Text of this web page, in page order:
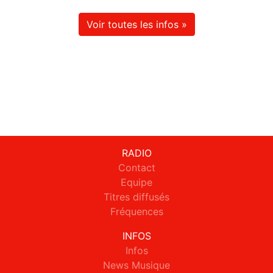
Voir toutes les infos »
RADIO
Contact
Equipe
Titres diffusés
Fréquences
INFOS
Infos
News Musique